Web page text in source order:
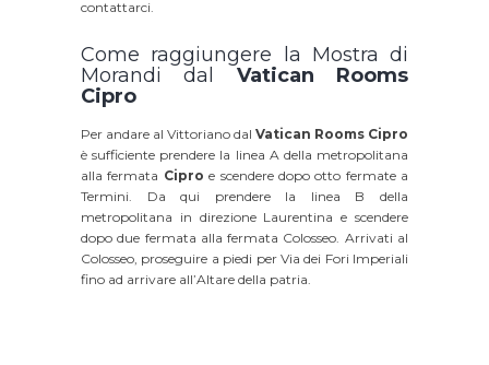
contattarci.
Come raggiungere la Mostra di
Morandi dal Vatican Rooms
Cipro
Per andare al Vittoriano dal Vatican Rooms Cipro
è sufficiente prendere la linea A della metropolitana
alla fermata Cipro e scendere dopo otto fermate a
Termini. Da qui prendere la linea B della
metropolitana in direzione Laurentina e scendere
dopo due fermata alla fermata Colosseo. Arrivati al
Colosseo, proseguire a piedi per Via dei Fori Imperiali
fino ad arrivare all’Altare della patria.